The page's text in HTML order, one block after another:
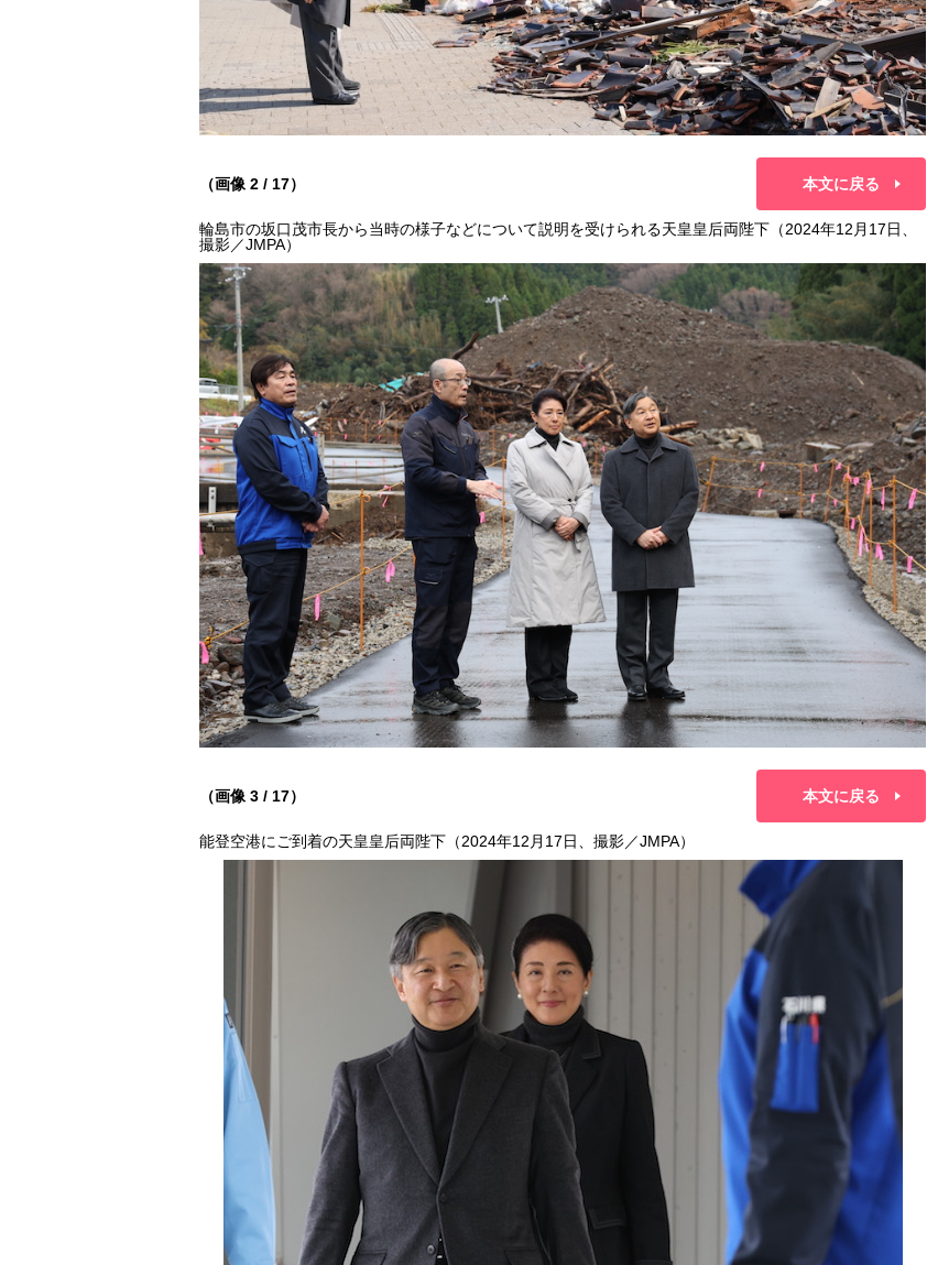
（画像 2 / 17） 本文に戻る
輪島市の坂口茂市長から当時の様子などについて説明を受けられる天皇皇后両陛下（2024年12月17日、
撮影／JMPA）
（画像 3 / 17） 本文に戻る
能登空港にご到着の天皇皇后両陛下（2024年12月17日、撮影／JMPA）